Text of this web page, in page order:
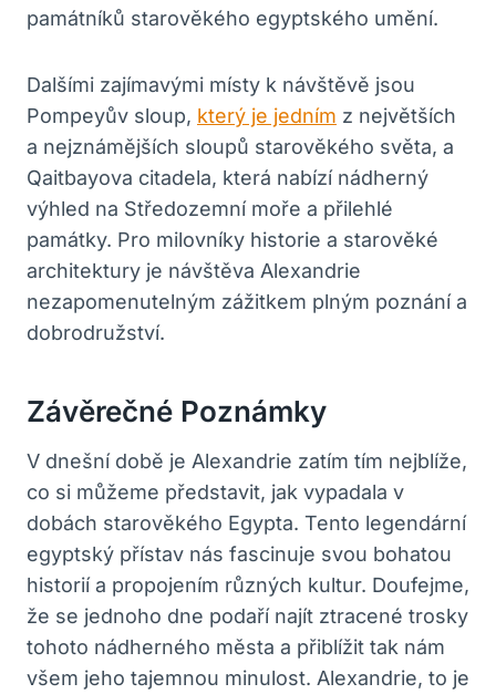
památníků starověkého egyptského umění.
Dalšími zajímavými místy k návštěvě jsou
Pompeyův sloup, který je jedním z největších
a nejznámějších sloupů starověkého světa, a
Qaitbayova citadela, která nabízí nádherný
výhled na Středozemní moře a přilehlé
památky. Pro milovníky historie a starověké
architektury je návštěva Alexandrie
nezapomenutelným zážitkem plným poznání a
dobrodružství.
Závěrečné Poznámky
V dnešní době je Alexandrie zatím tím nejblíže,
co si můžeme představit, jak vypadala v
dobách starověkého Egypta. Tento legendární
egyptský přístav nás fascinuje svou bohatou
historií a propojením různých kultur. Doufejme,
že se jednoho dne podaří najít ztracené trosky
tohoto nádherného města a přiblížit tak nám
všem jeho tajemnou minulost. Alexandrie, to je